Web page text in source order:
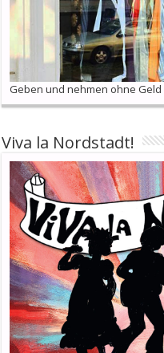
Geben und nehmen ohne Geld
Viva la Nordstadt!